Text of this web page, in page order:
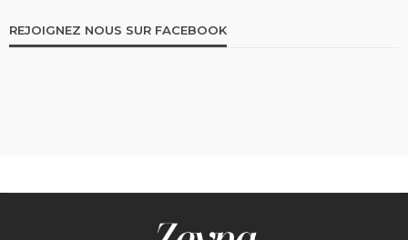
REJOIGNEZ NOUS SUR FACEBOOK